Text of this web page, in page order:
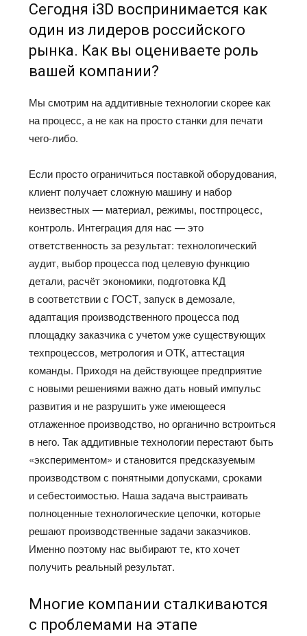
Сегодня i3D воспринимается как
один из лидеров российского
рынка. Как вы оцениваете роль
вашей компании?
Мы смотрим на аддитивные технологии скорее как
на процесс, а не как на просто станки для печати
чего-либо.
Если просто ограничиться поставкой оборудования,
клиент получает сложную машину и набор
неизвестных — материал, режимы, постпроцесс,
контроль. Интеграция для нас — это
ответственность за результат: технологический
аудит, выбор процесса под целевую функцию
детали, расчёт экономики, подготовка КД
в соответствии с ГОСТ, запуск в демозале,
адаптация производственного процесса под
площадку заказчика с учетом уже существующих
техпроцессов, метрология и ОТК, аттестация
команды. Приходя на действующее предприятие
с новыми решениями важно дать новый импульс
развития и не разрушить уже имеющееся
отлаженное производство, но органично встроиться
в него. Так аддитивные технологии перестают быть
«экспериментом» и становится предсказуемым
производством с понятными допусками, сроками
и себестоимостью. Наша задача выстраивать
полноценные технологические цепочки, которые
решают производственные задачи заказчиков.
Именно поэтому нас выбирают те, кто хочет
получить реальный результат.
Многие компании сталкиваются
с проблемами на этапе